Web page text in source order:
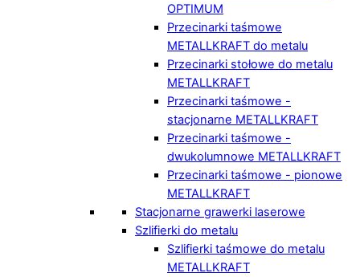
OPTIMUM
Przecinarki taśmowe
METALLKRAFT do metalu
Przecinarki stołowe do metalu
METALLKRAFT
Przecinarki taśmowe -
stacjonarne METALLKRAFT
Przecinarki taśmowe -
dwukolumnowe METALLKRAFT
Przecinarki taśmowe - pionowe
METALLKRAFT
Stacjonarne grawerki laserowe
Szlifierki do metalu
Szlifierki taśmowe do metalu
METALLKRAFT